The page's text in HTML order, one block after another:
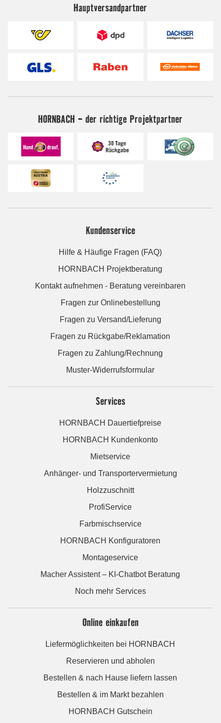
Hauptversandpartner
HORNBACH - der richtige Projektpartner
Kundenservice
Hilfe & Häufige Fragen (FAQ)
HORNBACH Projektberatung
Kontakt aufnehmen - Beratung vereinbaren
Fragen zur Onlinebestellung
Fragen zu Versand/Lieferung
Fragen zu Rückgabe/Reklamation
Fragen zu Zahlung/Rechnung
Muster-Widerrufsformular
Services
HORNBACH Dauertiefpreise
HORNBACH Kundenkonto
Mietservice
Anhänger- und Transportervermietung
Holzzuschnitt
ProfiService
Farbmischservice
HORNBACH Konfiguratoren
Montageservice
Macher Assistent – KI-Chatbot Beratung
Noch mehr Services
Online einkaufen
Liefermöglichkeiten bei HORNBACH
Reservieren und abholen
Bestellen & nach Hause liefern lassen
Bestellen & im Markt bezahlen
HORNBACH Gutschein